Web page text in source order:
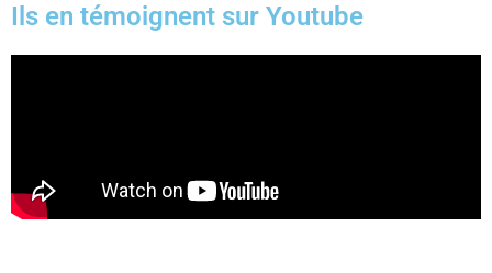
Ils en témoignent sur Youtube